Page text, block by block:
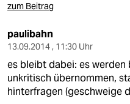
zum Beitrag
paulibahn
13.09.2014 , 11:30 Uhr
es bleibt dabei: es
unkritisch übernommen,
hinterfragen (geschweige